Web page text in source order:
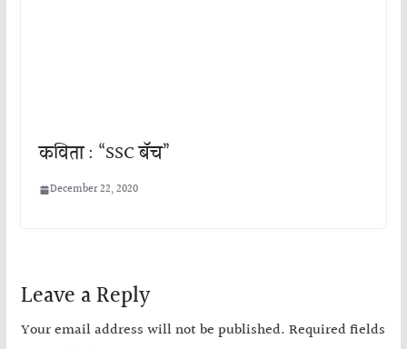
कविता : “SSC बॅच”
December 22, 2020
Leave a Reply
Your email address will not be published. Required fields